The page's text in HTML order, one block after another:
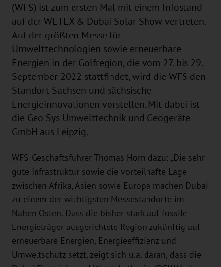
(WFS) ist zum ersten Mal mit einem Infostand
auf der WETEX & Dubai Solar Show vertreten.
Auf der größten Messe für
Umwelttechnologien sowie erneuerbare
Energien in der Golfregion, die vom 27. bis 29.
September 2022 stattfindet, wird die WFS den
Standort Sachsen und sächsische
Energieinnovationen vorstellen. Mit dabei ist
die Geo Sys Umwelttechnik und Geogeräte
GmbH aus Leipzig.
WFS-Geschäftsführer Thomas Horn dazu: „Die sehr
gute Infrastruktur sowie die vorteilhafte Lage
zwischen Afrika, Asien sowie Europa machen Dubai
zu einem der wichtigsten Messestandorte im
Nahen Osten. Dass die bisher stark auf fossile
Energieträger ausgerichtete Region zukünftig auf
erneuerbare Energien, Energieeffizienz und
Umweltschutz setzt, zeigt sich u.a. daran, dass die